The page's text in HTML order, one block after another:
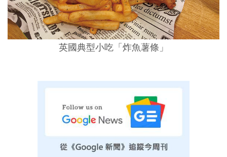
英國典型小吃「炸魚薯條」